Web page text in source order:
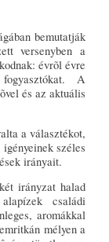
bemutatják
versenyben a
évrõl évre
A
és az aktuális
a választékot,
széles
irányait.
irányzat halad
családi
aromákkal
mélyen a